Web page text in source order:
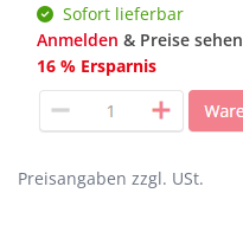
Sofort lieferbar
Anmelden & Preise sehen
16 % Ersparnis
Preisangaben zzgl. USt.